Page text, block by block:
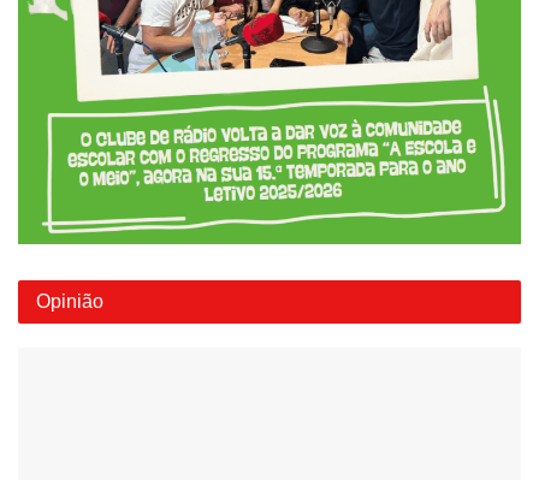
Opinião